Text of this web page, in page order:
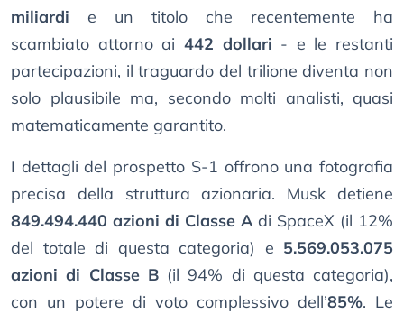
miliardi e un titolo che recentemente ha
scambiato attorno ai 442 dollari - e le restanti
partecipazioni, il traguardo del trilione diventa non
solo plausibile ma, secondo molti analisti, quasi
matematicamente garantito.
I dettagli del prospetto S-1 offrono una fotografia
precisa della struttura azionaria. Musk detiene
849.494.440 azioni di Classe Adi SpaceX (il 12%
del totale di questa categoria) e 5.569.053.075
azioni di Classe B(il 94% di questa categoria),
con un potere di voto complessivo dell’85%. Le